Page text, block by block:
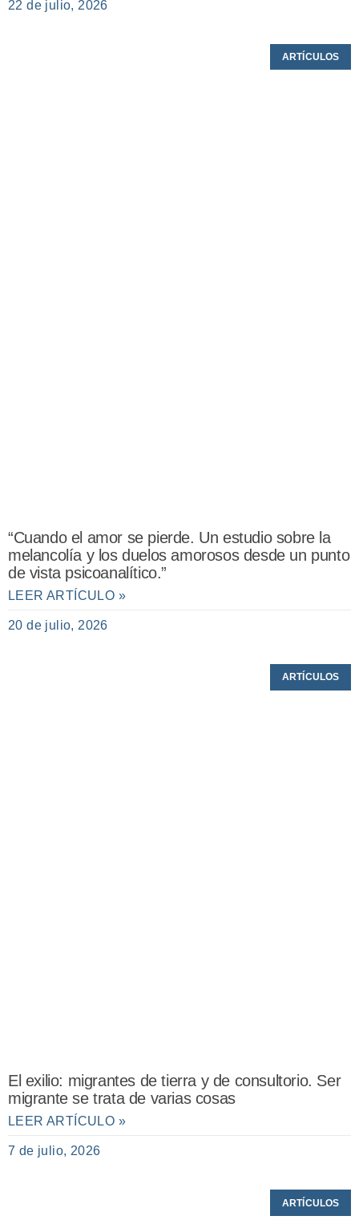
22 de julio, 2026
ARTÍCULOS
“Cuando el amor se pierde. Un estudio sobre la
melancolía y los duelos amorosos desde un punto
de vista psicoanalítico.”
LEER ARTÍCULO »
20 de julio, 2026
ARTÍCULOS
El exilio: migrantes de tierra y de consultorio. Ser
migrante se trata de varias cosas
LEER ARTÍCULO »
7 de julio, 2026
ARTÍCULOS